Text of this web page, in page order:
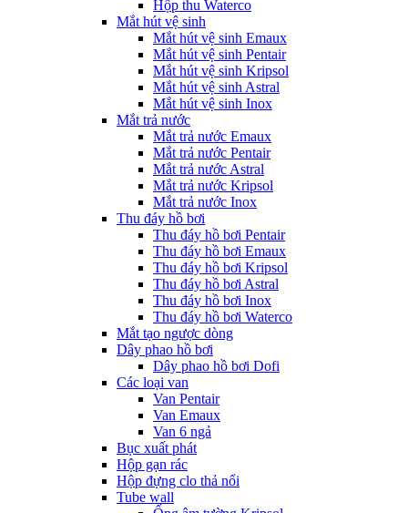
Hộp thu Waterco
Mắt hút vệ sinh
Mắt hút vệ sinh Emaux
Mắt hút vệ sinh Pentair
Mắt hút vệ sinh Kripsol
Mắt hút vệ sinh Astral
Mắt hút vệ sinh Inox
Mắt trả nước
Mắt trả nước Emaux
Mắt trả nước Pentair
Mắt trả nước Astral
Mắt trả nước Kripsol
Mắt trả nước Inox
Thu đáy hồ bơi
Thu đáy hồ bơi Pentair
Thu đáy hồ bơi Emaux
Thu đáy hồ bơi Kripsol
Thu đáy hồ bơi Astral
Thu đáy hồ bơi Inox
Thu đáy hồ bơi Waterco
Mắt tạo ngược dòng
Dây phao hồ bơi
Dây phao hồ bơi Dofi
Các loại van
Van Pentair
Van Emaux
Van 6 ngả
Bục xuất phát
Hộp gạn rác
Hộp đựng clo thả nổi
Tube wall